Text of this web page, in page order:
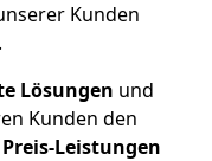
Kunden
Lösungen und
Kunden den
Leistungen